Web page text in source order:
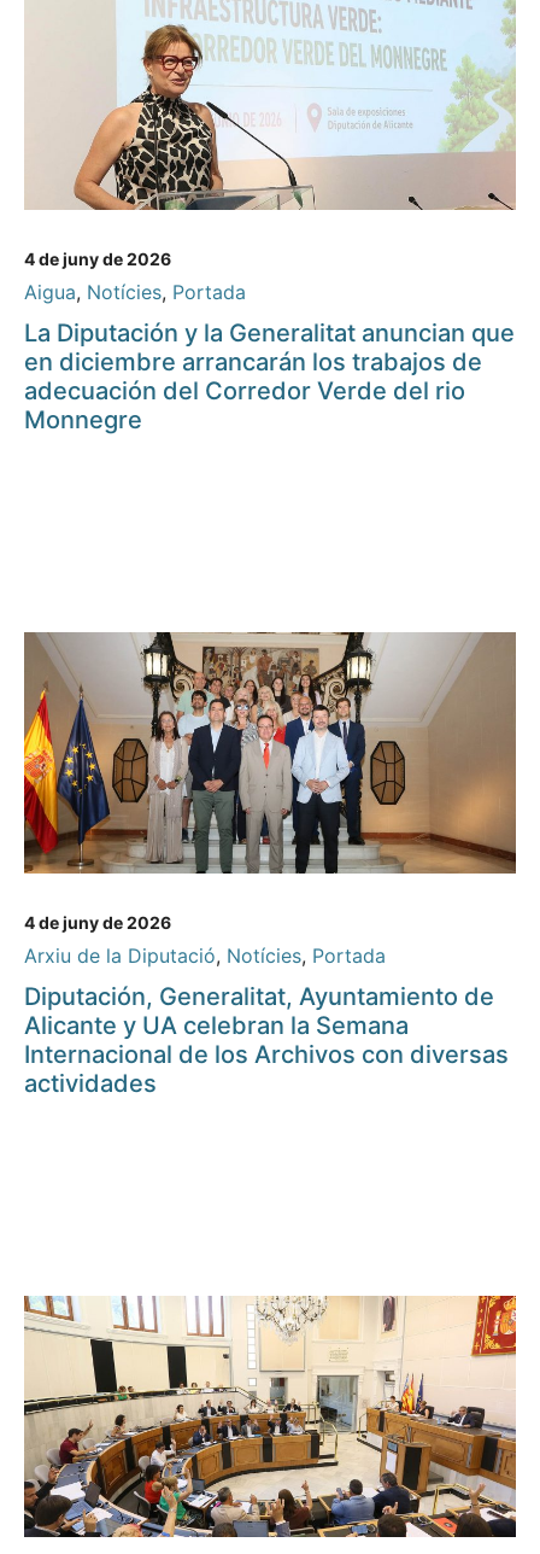
4 de juny de 2026
Aigua, Notícies, Portada
La Diputación y la Generalitat anuncian que
en diciembre arrancarán los trabajos de
adecuación del Corredor Verde del rio
Monnegre
4 de juny de 2026
Arxiu de la Diputació, Notícies, Portada
Diputación, Generalitat, Ayuntamiento de
Alicante y UA celebran la Semana
Internacional de los Archivos con diversas
actividades